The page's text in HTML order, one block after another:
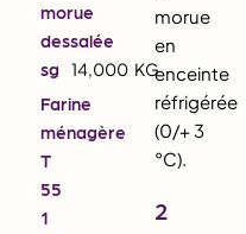
morue
dessalée
sg
14,000 KG
Farine
ménagère
T
55
1
morue
en
enceinte
réfrigérée
(0/+ 3
°C).
2